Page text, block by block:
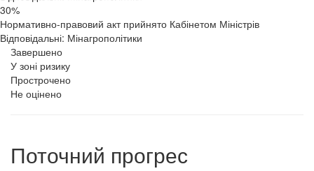
30%
Нормативно-правовий акт прийнято Кабінетом Міністрів
Відповідальні: Мінагрополітики
Завершено
У зоні ризику
Прострочено
Не оцінено
Поточний прогрес